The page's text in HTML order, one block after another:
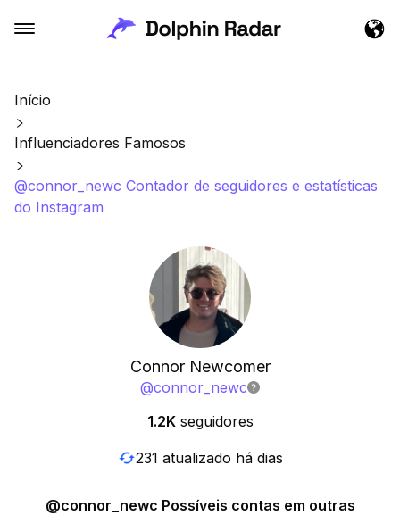
Início
Influenciadores Famosos
@connor_newc Contador de seguidores e estatísticas
do Instagram
Connor Newcomer
@connor_newc
1.2K seguidores
231 atualizado há dias
@connor_newc Possíveis contas em outras